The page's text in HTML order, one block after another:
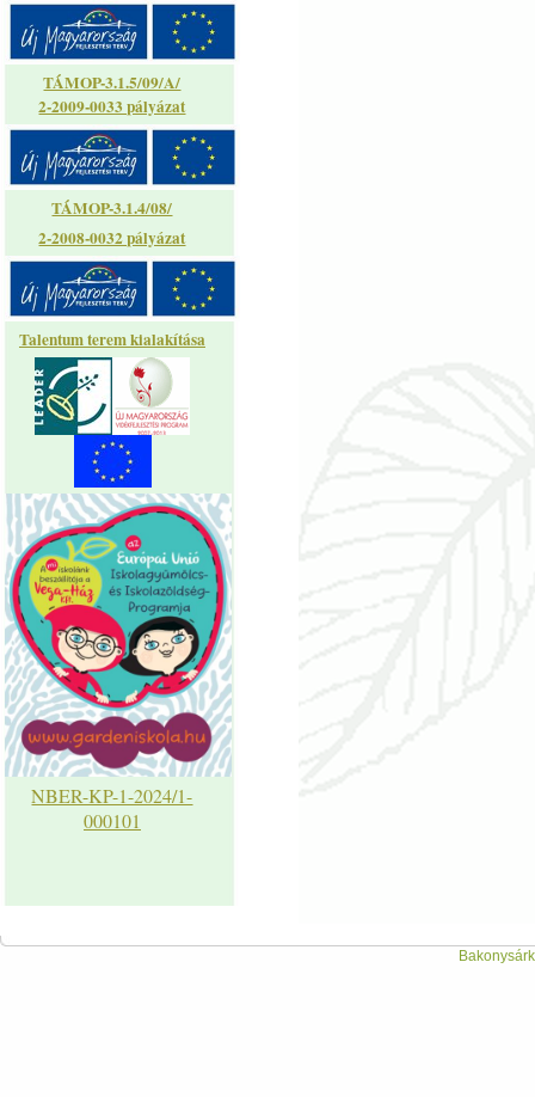
TÁMOP-3.1.5/09/A/
2-2009-0033 pályázat
TÁMOP-3.1.4/08/
2-2008-0032 pályázat
Talentum terem kialakítása
NBER-KP-1-2024/1-
000101